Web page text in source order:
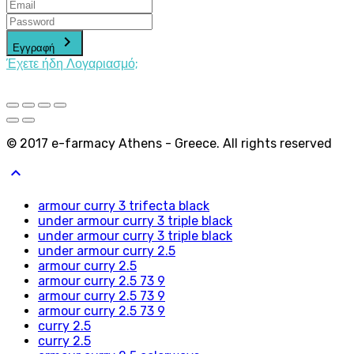
Εγγραφή keyboard_arrow_right
Έχετε ήδη Λογαριασμό;
© 2017 e-farmacy Athens - Greece. All rights reserved
keyboard_arrow_up
armour curry 3 trifecta black
under armour curry 3 triple black
under armour curry 3 triple black
under armour curry 2.5
armour curry 2.5
armour curry 2.5 73 9
armour curry 2.5 73 9
armour curry 2.5 73 9
curry 2.5
curry 2.5